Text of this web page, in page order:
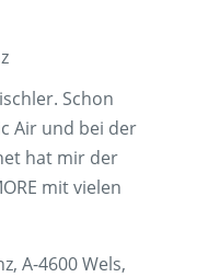
Schon
Air und bei der
hat mir der
mit vielen
A-4600 Wels,